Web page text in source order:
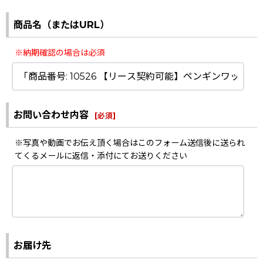
商品名（またはURL）
※納期確認の場合は必須
お問い合わせ内容 [必須]
※写真や動画でお伝え頂く場合はこのフォーム送信後に送られ
てくるメールに返信・添付にてお送りください
お届け先